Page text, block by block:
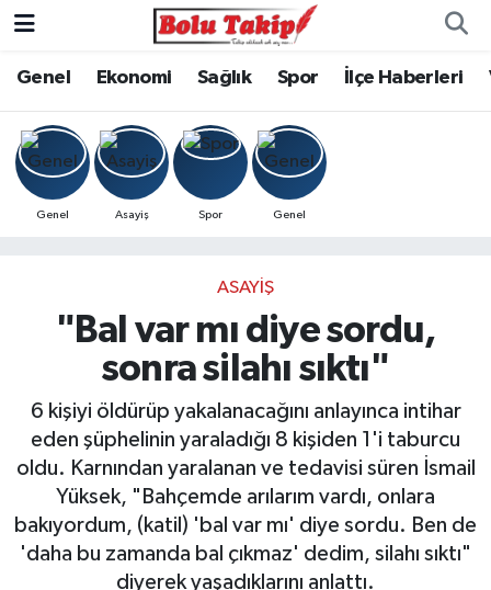
Genel Ekonomi Sağlık Spor İlçe Haberleri
Genel Asayiş Spor Genel
ASAYIŞ
"Bal var mı diye sordu,
sonra silahı sıktı"
6 kişiyi öldürüp yakalanacağını anlayınca intihar
eden şüphelinin yaraladığı 8 kişiden 1'i taburcu
oldu. Karnından yaralanan ve tedavisi süren İsmail
Yüksek, "Bahçemde arılarım vardı, onlara
bakıyordum, (katil) 'bal var mı' diye sordu. Ben de
'daha bu zamanda bal çıkmaz' dedim, silahı sıktı"
diyerek yaşadıklarını anlattı.